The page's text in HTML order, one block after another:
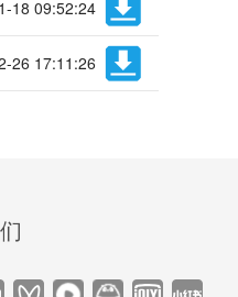
18 09:52:24
26 17:11:26